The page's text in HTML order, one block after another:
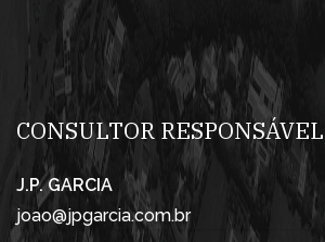
CONSULTOR RESPONSÁVEL
J.P. GARCIA
joao@jpgarcia.com.br